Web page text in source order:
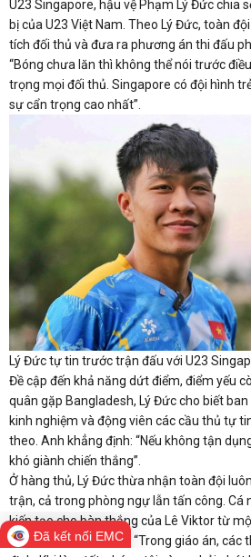
U23 Singapore, hậu vệ Phạm Lý Đức chia
bị của U23 Việt Nam. Theo Lý Đức, toàn
tích đối thủ và đưa ra phương án thi đấu
“Bóng chưa lăn thì không thể nói trước
trọng mọi đối thủ. Singapore có đội hình
sự cẩn trọng cao nhất”.
Lý Đức tự tin trước trận đấu với U23
Đề cập đến khả năng dứt điểm, điểm yếu
quân gặp Bangladesh, Lý Đức cho biết
kinh nghiệm và động viên các cầu thủ tự
theo. Anh khẳng định: “Nếu không tận
khó giành chiến thắng”.
Ở hàng thủ, Lý Đức thừa nhận toàn đội
trận, cả trong phòng ngự lẫn tấn công. Cá
kiến tạo cho bàn thắng của Lê Viktor từ
trận gặp Bangladesh. “Trong giáo án, các
Đã kết nối EMC